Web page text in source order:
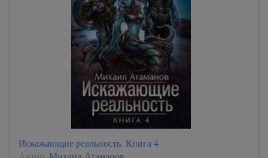
Искажающие реальность. Книга 4